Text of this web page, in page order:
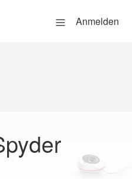
Anmelden